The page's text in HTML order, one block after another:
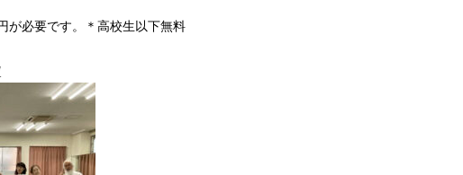
が必要です。＊高校生以下無料